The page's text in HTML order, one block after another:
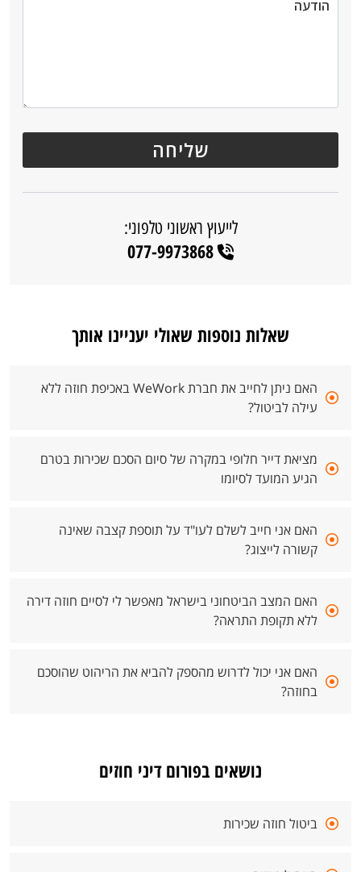
לייעוץ ראשוני טלפוני:
077-9973868
שאלות נוספות שאולי יעניינו אותך
האם ניתן לחייב את חברת WeWork באכיפת חוזה ללא
עילה לביטול?
מציאת דייר חלופי במקרה של סיום הסכם שכירות בטרם
הגיע המועד לסיומו
האם אני חייב לשלם לעו"ד על תוספת קצבה שאינה
קשורה לייצוג?
האם המצב הביטחוני בישראל מאפשר לי לסיים חוזה דירה
ללא תקופת התראה?
האם אני יכול לדרוש מהספק להביא את הריהוט שהוסכם
בחוזה?
נושאים בפורום דיני חוזים
ביטול חוזה שכירות